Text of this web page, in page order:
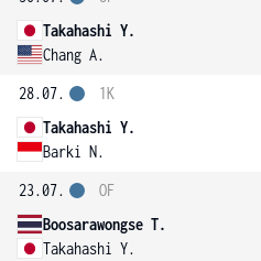
Takahashi Y.
Chang A.
28.07.
Takahashi Y.
Barki N.
1K
23.07.
Boosarawongse T.
Takahashi Y.
OF